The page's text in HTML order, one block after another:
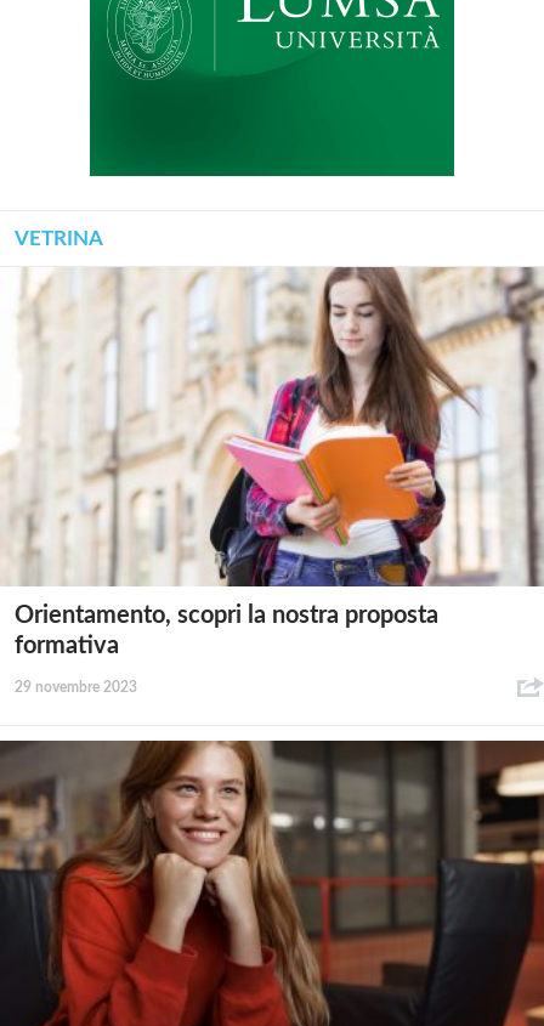
VETRINA
Orientamento, scopri la nostra proposta
formativa
29 novembre 2023